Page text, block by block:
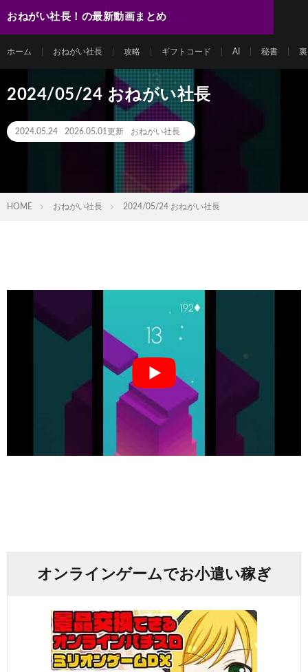
おねがい社長！の最新動画まとめ
ホーム おねがい社長 攻略 ギフトコード AI 秘書
2024/05/24 おねがい社長
2024.05.24 2026.05.01更新 おねがい社長
HOME おねがい社長 2024/05/24 おねがい社長
オンラインゲームでお小遣い稼ぎ